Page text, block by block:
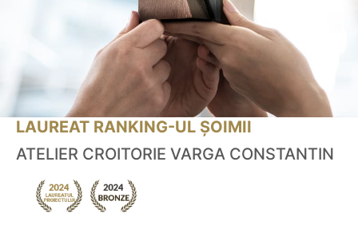
LAUREAT RANKING-UL ȘOIMII
ATELIER CROITORIE VARGA CONSTANTIN